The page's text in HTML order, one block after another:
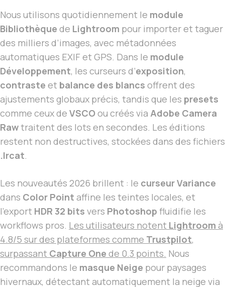
Nous utilisons quotidiennement le module
Bibliothèque de Lightroom pour importer et taguer
des milliers d’images, avec métadonnées
automatiques EXIF et GPS. Dans le module
Développement, les curseurs d’exposition,
contraste et balance des blancs offrent des
ajustements globaux précis, tandis que les presets
comme ceux de VSCOou créés via Adobe Camera
Rawtraitent des lots en secondes. Les éditions
restent non destructives, stockées dans des fichiers
.lrcat.
Les nouveautés 2026 brillent : le curseur Variance
dans Color Point affine les teintes locales, et
l’export HDR 32 bits vers Photoshop fluidifie les
workflows pros. Les utilisateurs notent Lightroom à
4.8/5 sur des plateformes comme Trustpilot,
surpassant Capture One de 0.3 points. Nous
recommandons le masque Neige pour paysages
hivernaux, détectant automatiquement la neige via